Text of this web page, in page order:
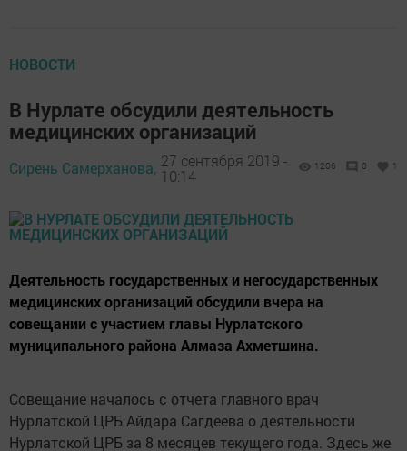
НОВОСТИ
В Нурлате обсудили деятельность
медицинских организаций
Сирень Самерханова, 27 сентября 2019 -
10:14
1206 0 1
Деятельность государственных и негосударственных
медицинских организаций обсудили вчера на
совещании с участием главы Нурлатского
муниципального района Алмаза Ахметшина.
Совещание началось с отчета главного врач
Нурлатской ЦРБ Айдара Сагдеева о деятельности
Нурлатской ЦРБ за 8 месяцев текущего года. Здесь же